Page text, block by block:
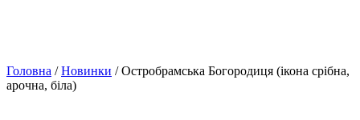
Головна /Новинки / Остробрамська Богородиця (ікона срібна,
арочна, біла)